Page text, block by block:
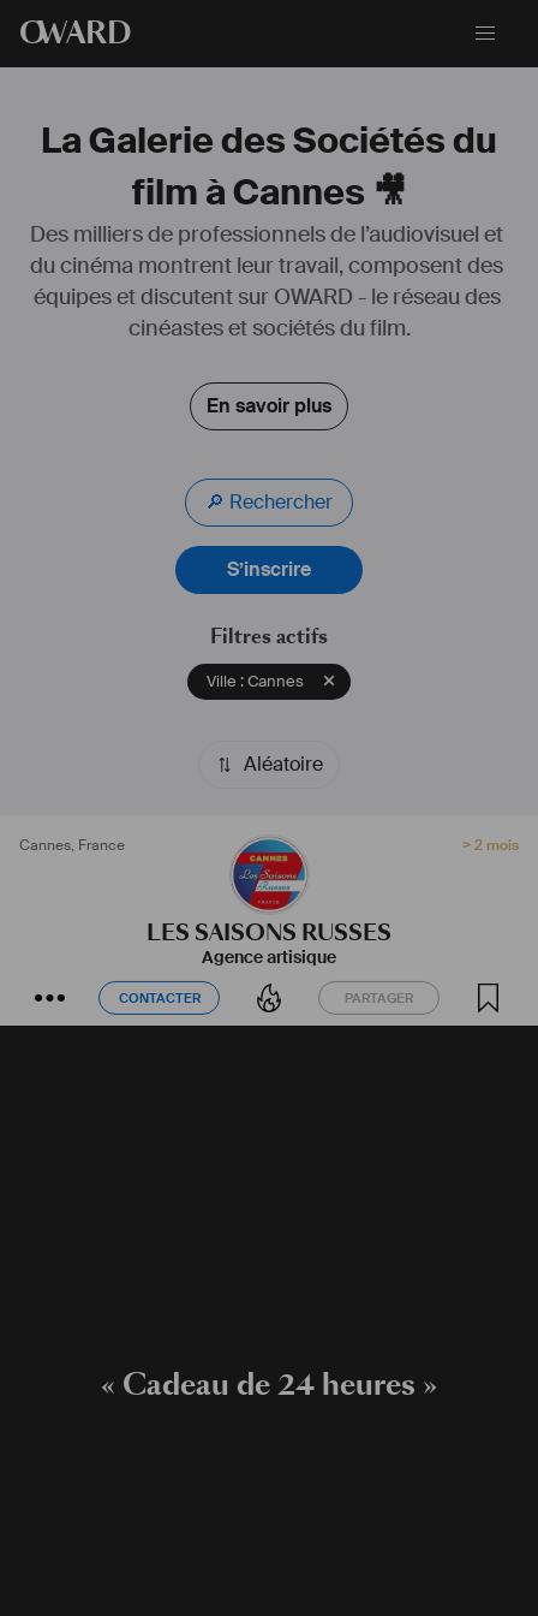
OWARD
La Galerie des Sociétés du
film à Cannes 🎥
Des milliers de professionnels de l’audiovisuel et
du cinéma montrent leur travail, composent des
équipes et discutent sur OWARD - le réseau des
cinéastes et sociétés du film.
En savoir plus
🔎 Rechercher
S’inscrire
Filtres actifs
Ville : Cannes
Aléatoire
Cannes, France > 2 mois
LES SAISONS RUSSES
Agence artisique
CONTACTER PARTAGER
CONTACTER PARTAGER
« Cadeau de 24 heures »